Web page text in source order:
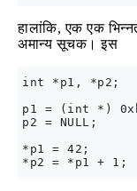
हालांकि, एक एक
अमान्य सूचक। इस
int *p1, *p2;
p1 = (int *)
p2 = NULL;
*p1 = 42;